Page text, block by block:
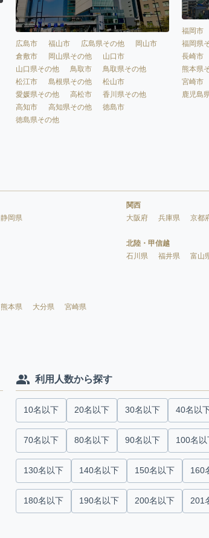
広島市 福山市 広島県その他
岡山市
倉敷市
岡山県その他
山口市
山口県その他
鳥取市
鳥取県その他
松江市
島根県その他
松山市
愛媛県その他
高松市
香川県その他
高知市
高知県その他
徳島市
徳島県その他
福岡市
福岡県
長崎市
熊本県
宮崎市
鹿児島
静岡県
関西
大阪府
兵庫県 京都
北陸・甲信越
石川県
福井県 富山
熊本県 大分県
宮崎県
利用人数から探す
10名以下 20名以下 30名以下 40名以
70名以下 80名以下 90名以下 100名以
130名以下 140名以下 150名以下 160
180名以下 190名以下 200名以下 201